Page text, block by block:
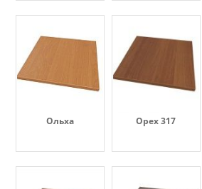
Ольха Орех 317